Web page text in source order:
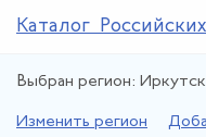
Каталог
Выбран регион:
Изменить регион